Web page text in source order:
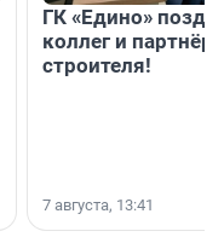
ГК «Едино»
коллег и
строителя!
7 августа, 13:41